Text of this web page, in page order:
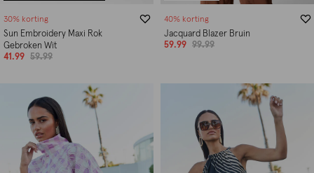
30% korting
Sun Embroidery Maxi Rok
Gebroken Wit
41.99
59.99
40% korting
Jacquard Blazer Bruin
59.99
99.99